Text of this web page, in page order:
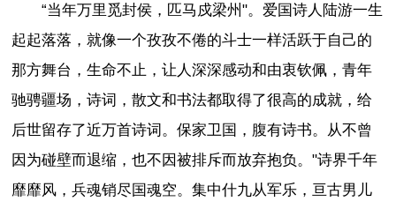
“当年万里觅封侯，匹马戍梁州"。爱国诗人陆游一生
起起落落，就像一个孜孜不倦的斗士一样活跃于自己的
那方舞台，生命不止，让人深深感动和由衷钦佩，青年
驰骋疆场，诗词，散文和书法都取得了很高的成就，给
后世留存了近万首诗词。保家卫国，腹有诗书。从不曾
因为碰壁而退缩，也不因被排斥而放弃抱负。"诗界千年
靡靡风，兵魂销尽国魂空。集中什九从军乐，亘古男儿